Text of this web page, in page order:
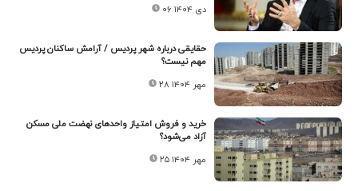
۰۶ دی ۱۴۰۴
حقایقی درباره شهر پردیس / آرامش ساکنان پردیس
مهم نیست؟
۲۸ مهر ۱۴۰۴
خرید و فروش امتیاز واحدهای نهضت ملی مسکن
آزاد می‌شود؟
۲۵ مهر ۱۴۰۴